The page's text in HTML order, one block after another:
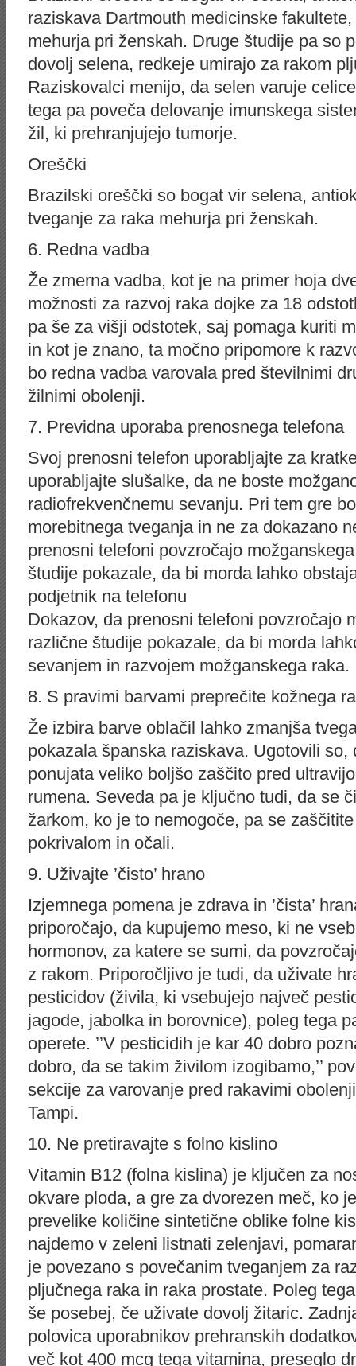
raziskava Dartmouth medicinske
mehurja pri ženskah. Druge študije pa so
dovolj selena, redkeje umirajo za rakom
Raziskovalci menijo, da selen varuje
tega pa poveča delovanje imunskega
žil, ki prehranjujejo tumorje.
Oreščki
Brazilski oreščki so bogat vir selena,
tveganje za raka mehurja pri ženskah.
6. Redna vadba
Že zmerna vadba, kot je na primer hoja
možnosti za razvoj raka dojke za 18
pa še za višji odstotek, saj pomaga kuriti
in kot je znano, ta močno pripomore k
bo redna vadba varovala pred številnimi
žilnimi obolenji.
7. Previdna uporaba prenosnega telefona
Svoj prenosni telefon uporabljajte za
uporabljajte slušalke, da ne boste
radiofrekvenčnemu sevanju. Pri tem gre
morebitnega tveganja in ne za dokazano
prenosni telefoni povzročajo
študije pokazale, da bi morda lahko
podjetnik na telefonu
Dokazov, da prenosni telefoni povzročajo
različne študije pokazale, da bi morda
sevanjem in razvojem možganskega raka.
8. S pravimi barvami preprečite kožnega
Že izbira barve oblačil lahko zmanjša
pokazala španska raziskava. Ugotovili so,
ponujata veliko boljšo zaščito pred
rumena. Seveda pa je ključno tudi, da se
žarkom, ko je to nemogoče, pa se
pokrivalom in očali.
9. Uživajte ’čisto’ hrano
Izjemnega pomena je zdrava in ’čista’
priporočajo, da kupujemo meso, ki ne
hormonov, za katere se sumi, da
z rakom. Priporočljivo je tudi, da uživate
pesticidov (živila, ki vsebujejo največ
jagode, jabolka in borovnice), poleg tega
operete. ’’V pesticidih je kar 40 dobro
dobro, da se takim živilom izogibamo,’’
sekcije za varovanje pred rakavimi
Tampi.
10. Ne pretiravajte s folno kislino
Vitamin B12 (folna kislina) je ključen za
okvare ploda, a gre za dvorezen meč, ko
prevelike količine sintetične oblike folne
najdemo v zeleni listnati zelenjavi,
je povezano s povečanim tveganjem za
pljučnega raka in raka prostate. Poleg
še posebej, če uživate dovolj žitaric.
polovica uporabnikov prehranskih
več kot 400 mcg tega vitamina, preseglo